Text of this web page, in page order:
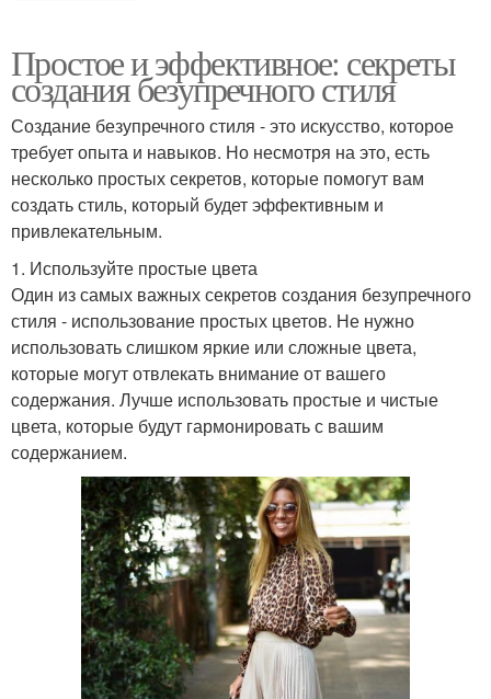
Простое и эффективное: секреты
создания безупречного стиля
Создание безупречного стиля - это искусство, которое
требует опыта и навыков. Но несмотря на это, есть
несколько простых секретов, которые помогут вам
создать стиль, который будет эффективным и
привлекательным.
1. Используйте простые цвета
Один из самых важных секретов создания безупречного
стиля - использование простых цветов. Не нужно
использовать слишком яркие или сложные цвета,
которые могут отвлекать внимание от вашего
содержания. Лучше использовать простые и чистые
цвета, которые будут гармонировать с вашим
содержанием.